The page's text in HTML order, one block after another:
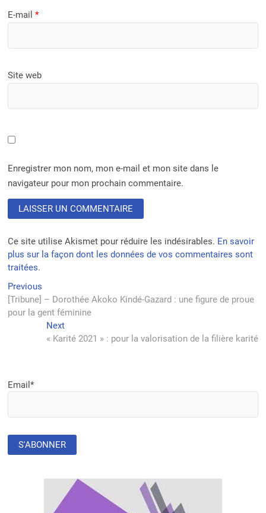
E-mail*
Site web
Enregistrer mon nom, mon e-mail et mon site dans le
navigateur pour mon prochain commentaire.
Ce site utilise Akismet pour réduire les indésirables. En savoir
plus sur la façon dont les données de vos commentaires sont
traitées.
Navigation
de
l’article
Previous
post:
[Tribune] – Dorothée Akoko Kindé-Gazard : une figure de proue
pour la gent féminine
NextNext
post:
« Karité 2021 » : pour la valorisation de la filière karité
Email*